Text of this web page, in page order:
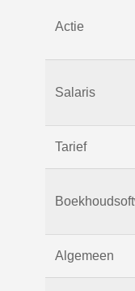
Actie
Salaris
Tarief
Algemeen